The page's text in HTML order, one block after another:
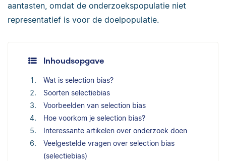
aantasten, omdat de onderzoekspopulatie niet
representatief is voor de doelpopulatie.
Inhoudsopgave
Wat is selection bias?
Soorten selectiebias
Voorbeelden van selection bias
Hoe voorkom je selection bias?
Interessante artikelen over onderzoek doen
Veelgestelde vragen over selection bias
(selectiebias)